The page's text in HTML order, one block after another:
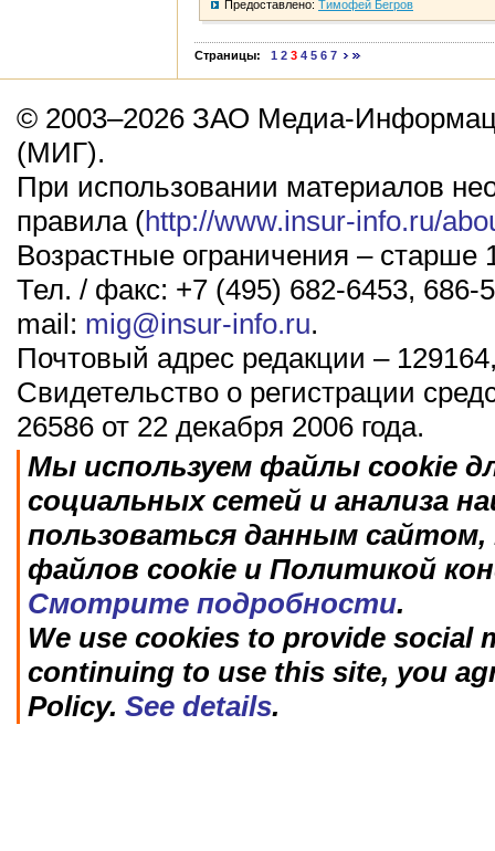
Предоставлено: Тимофей Бегров
Страницы: 1 2 3 4 5 6 7
© 2003–2026 ЗАО Медиа-
(МИГ).
При использовании материалов
правила (http://www.insur-info.ru/
Возрастные ограничения – старше
Тел. / факс: +7 (495) 682-6453, 686-
mail: mig@insur-info.ru.
Почтовый адрес редакции –
Свидетельство о регистрации
26586 от 22 декабря 2006 года.
Мы используем файлы cookie
социальных сетей и анализа
пользоваться данным
файлов cookie и Политикой
Смотрите подробности.
We use cookies to provide social
continuing to use this site, you
Policy. See details.